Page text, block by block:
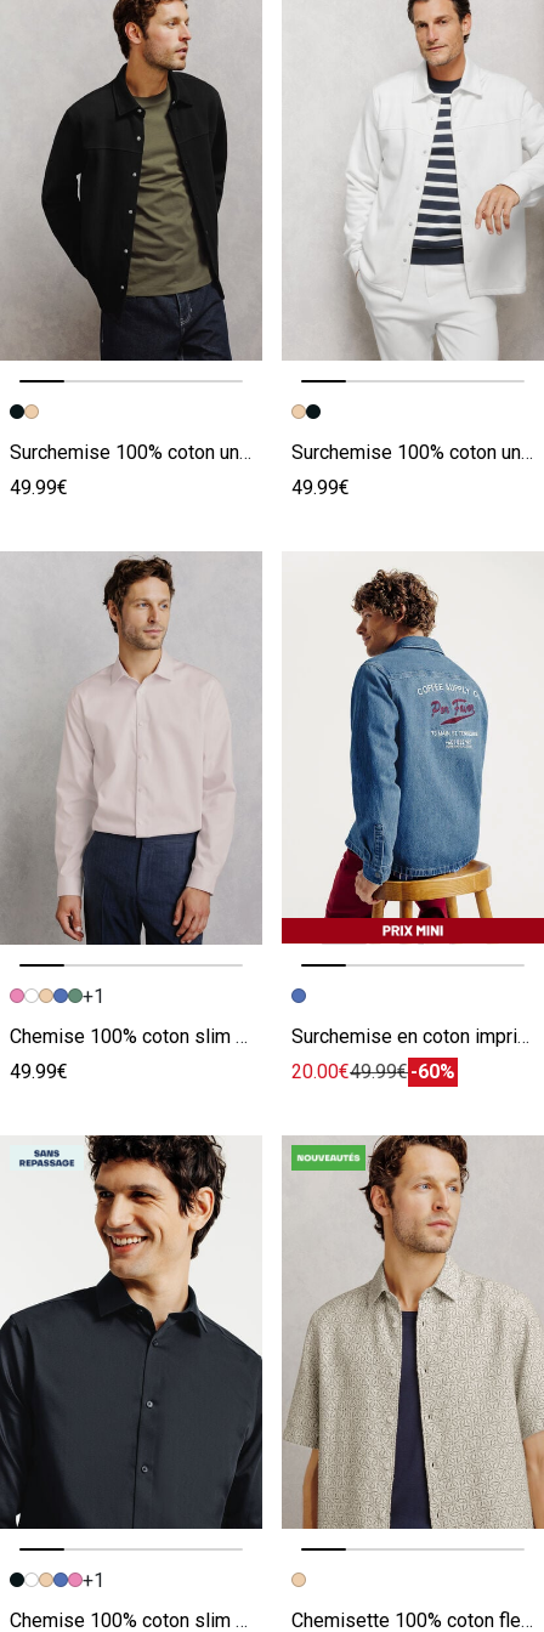
Image précédente
Image suivante
Surchemise 100% coton unie
49.99€
Image précédente
Image suivante
Surchemise 100% coton unie
49.99€
Image précédente
Image suivante
+1
Chemise 100% coton slim sans repassage unie
49.99€
Image précédente
Image suivante
Surchemise en coton imprimée
20.00€49.99€-60%
Image précédente
Image suivante
+1
Chemise 100% coton slim sans repassage unie
Image précédente
Image suivante
Chemisette 100% coton fleurie texturée